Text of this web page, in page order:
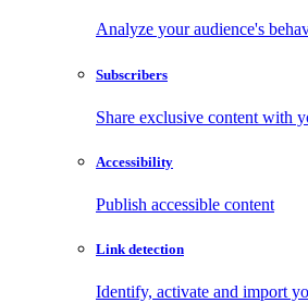
Analyze your audience's
Subscribers
Share exclusive content with
Accessibility
Publish accessible content
Link detection
Identify, activate and import